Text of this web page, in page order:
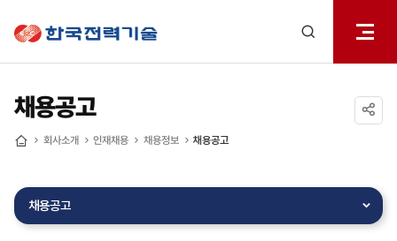
열기
채용공고
회사소개 인재채용 채용정보 채용공고
채용공고